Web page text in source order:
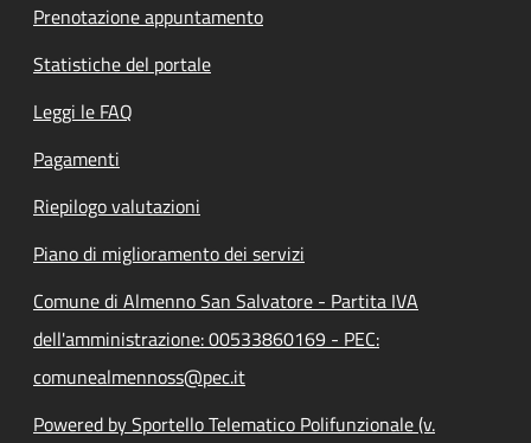
Prenotazione appuntamento
Statistiche del portale
Leggi le FAQ
Pagamenti
Riepilogo valutazioni
Piano di miglioramento dei servizi
Comune di Almenno San Salvatore - Partita IVA
dell'amministrazione: 00533860169 - PEC:
comunealmennoss@pec.it
Powered by Sportello Telematico Polifunzionale (v.